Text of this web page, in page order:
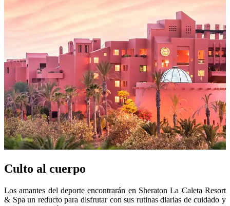
Culto al cuerpo
Los amantes del deporte encontrarán en Sheraton La Caleta Resort
& Spa un reducto para disfrutar con sus rutinas diarias de cuidado y